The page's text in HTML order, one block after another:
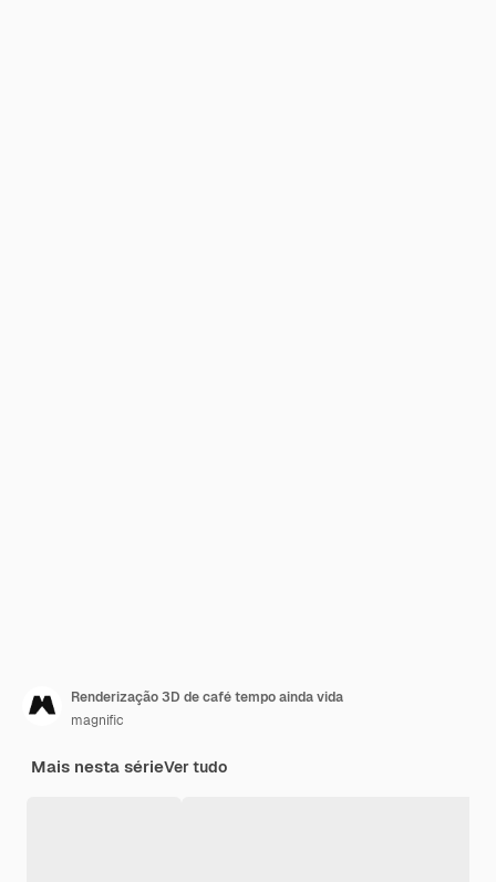
Renderização 3D de café tempo ainda vida
magnific
Mais nesta sérieVer tudo